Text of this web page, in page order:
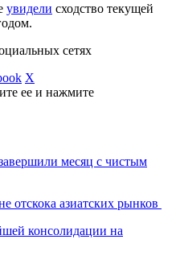
увидели сходство текущей
сетях
X
ее и нажмите
месяц с чистым
отскока азиатских рынков
консолидации на